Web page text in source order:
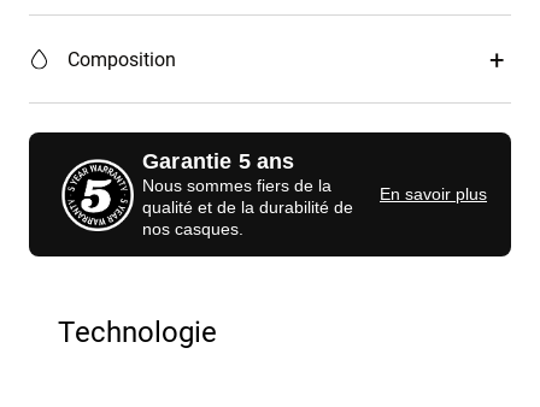
Composition
Garantie 5 ans
Nous sommes fiers de la
qualité et de la durabilité de
nos casques.
En savoir plus
Technologie